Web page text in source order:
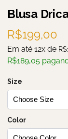
Blusa
R$199,00
Em até 12x de R$
R$189,05
Size
Color